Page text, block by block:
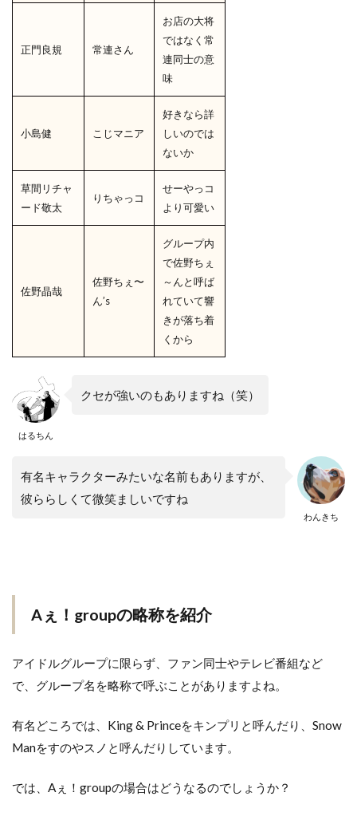
正門良規 常連さん
お店の大将
ではなく常
連同士の意
味
小島健 こじマニア
好きなら詳
しいのでは
ないか
草間リチャ
ード敬太
りちゃっコ
せーやっコ
より可愛い
佐野晶哉
佐野ちぇ〜
ん’s
グループ内
で佐野ちぇ
～んと呼ば
れていて響
きが落ち着
くから
はるちん
クセが強いのもありますね（笑）
わんきち
有名キャラクターみたいな名前もありますが、
彼ららしくて微笑ましいですね
Aぇ！groupの略称を紹介
アイドルグループに限らず、ファン同士やテレビ番組など
で、グループ名を略称で呼ぶことがありますよね。
有名どころでは、King & Princeをキンプリと呼んだり、Snow
Manをすのやスノと呼んだりしています。
では、Aぇ！groupの場合はどうなるのでしょうか？